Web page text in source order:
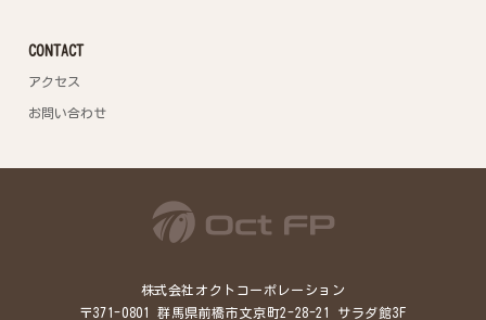
CONTACT
アクセス
お問い合わせ
株式会社オクトコーポレーション
〒371-0801 群馬県前橋市文京町2-28-21 サラダ館3F